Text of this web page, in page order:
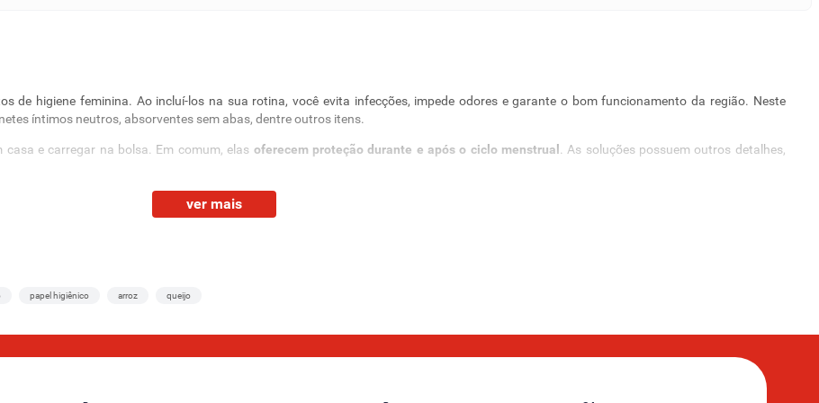
de higiene feminina. Ao incluí-los na sua rotina, você evita infecções, impede odores e garante o bom funcionamento da região. Neste
íntimos neutros, absorventes sem abas, dentre outros itens.
casa e carregar na bolsa. Em comum, elas oferecem proteção durante e após o ciclo menstrual . As soluções possuem outros detalhes,
e mais produtos
uma opção flexível para colocar na calcinha. Já para quem não está no período menstrual e deseja encontrar uma solução para absorver o
ver mais
papel higiênico arroz queijo